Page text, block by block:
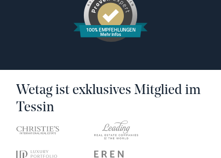
100% EMPFEHLUNGEN
Mehr Infos
Wetag ist exklusives Mitglied im
Tessin